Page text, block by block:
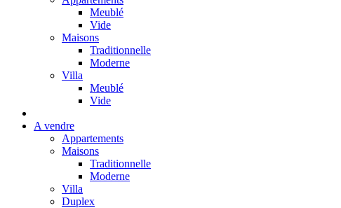
Meublé
Vide
Maisons
Traditionnelle
Moderne
Villa
Meublé
Vide
A vendre
Appartements
Maisons
Traditionnelle
Moderne
Villa
Duplex